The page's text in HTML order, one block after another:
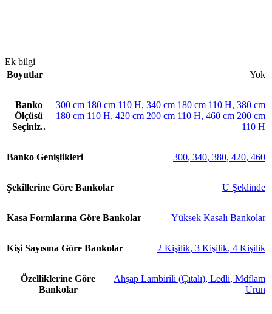
Ek bilgi
Boyutlar
Yok
Banko
Ölçüsü
Seçiniz..
300 cm 180 cm 110 H, 340 cm 180 cm 110 H, 380 cm
180 cm 110 H, 420 cm 200 cm 110 H, 460 cm 200 cm
110 H
Banko Genişlikleri 300, 340, 380, 420, 460
Şekillerine Göre Bankolar U Şeklinde
Kasa Formlarına Göre Bankolar Yüksek Kasalı Bankolar
Kişi Sayısına Göre Bankolar 2 Kişilik, 3 Kişilik, 4 Kişilik
Özelliklerine Göre
Bankolar
Ahşap Lambirili (Çıtalı), Ledli, Mdflam
Ürün